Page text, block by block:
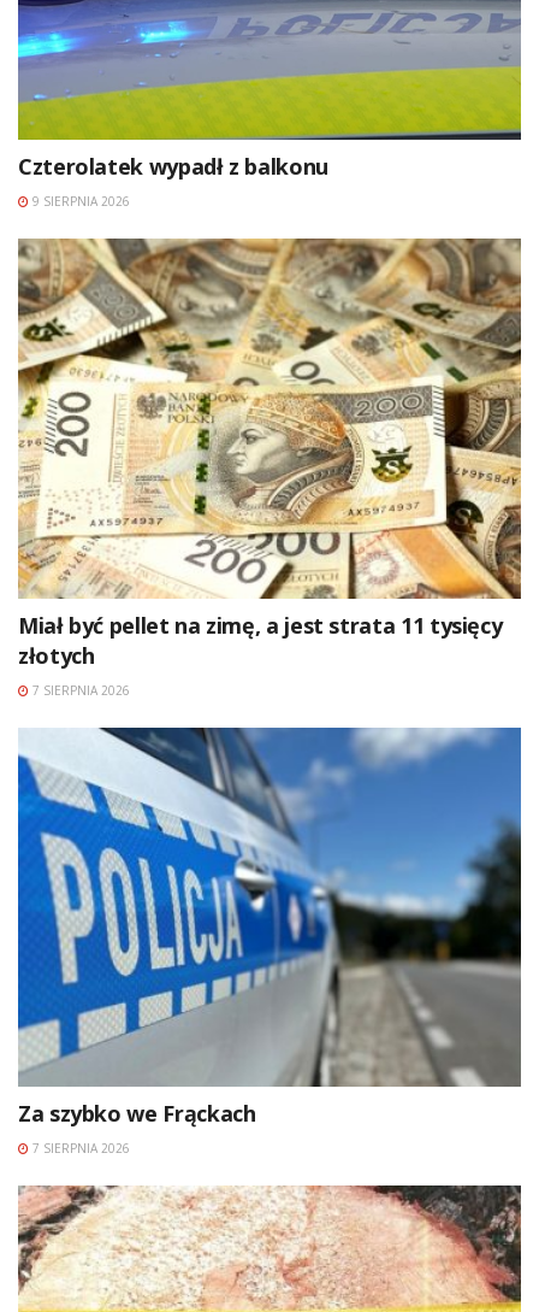
Czterolatek wypadł z balkonu
9 SIERPNIA 2026
Miał być pellet na zimę, a jest strata 11 tysięcy
złotych
7 SIERPNIA 2026
Za szybko we Frąckach
7 SIERPNIA 2026